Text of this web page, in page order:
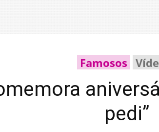
Famosos
pedi”